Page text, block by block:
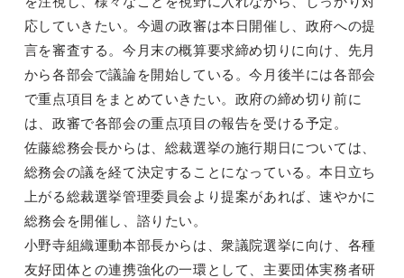
応していきたい。今週の政審は本日開催し、政府への提
言を審査する。今月末の概算要求締め切りに向け、先月
から各部会で議論を開始している。今月後半には各部会
で重点項目をまとめていきたい。政府の締め切り前に
は、政審で各部会の重点項目の報告を受ける予定。
佐藤総務会長からは、総裁選挙の施行期日については、
総務会の議を経て決定することになっている。本日立ち
上がる総裁選挙管理委員会より提案があれば、速やかに
総務会を開催し、諮りたい。
小野寺組織運動本部長からは、衆議院選挙に向け、各種
友好団体との連携強化の一環として、主要団体実務者研